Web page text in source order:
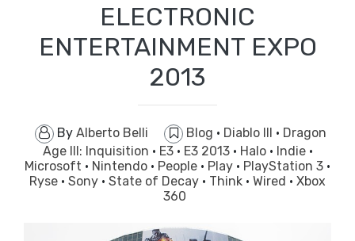
ELECTRONIC
ENTERTAINMENT EXPO
2013
By Alberto Belli Blog · Diablo III · Dragon
Age III: Inquisition · E3 · E3 2013 · Halo · Indie ·
Microsoft · Nintendo · People · Play · PlayStation 3 ·
Ryse · Sony · State of Decay · Think · Wired · Xbox
360